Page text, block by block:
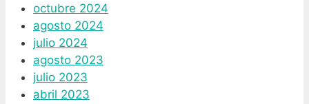
octubre 2024
agosto 2024
julio 2024
agosto 2023
julio 2023
abril 2023